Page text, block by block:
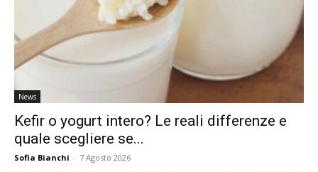
News
Kefir o yogurt intero? Le reali differenze e
quale scegliere se...
Sofia Bianchi - 7 Agosto 2026